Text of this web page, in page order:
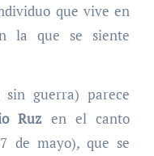
que vive en
la que se siente
guerra) parece
Ruz en el canto
de mayo),que se